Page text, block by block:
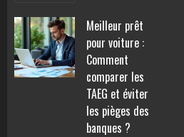
bien
choisir
couverture
1
personne
Meilleur prêt
pour voiture :
Comment
comparer les
TAEG et éviter
les pièges des
banques ?